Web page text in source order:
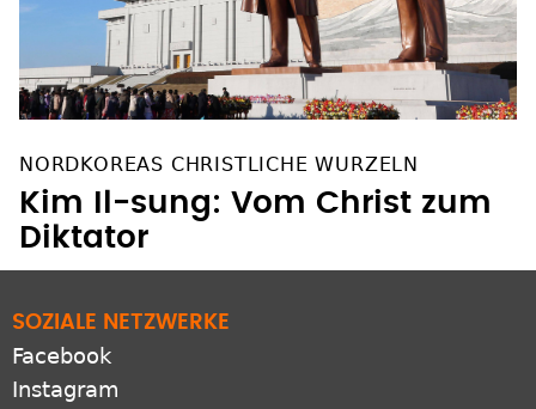
NORDKOREAS CHRISTLICHE WURZELN
Kim Il-sung: Vom Christ zum
Diktator
SOZIALE NETZWERKE
Facebook
Instagram